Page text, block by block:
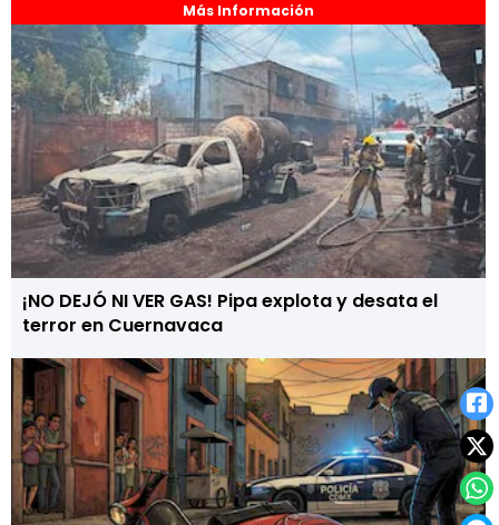
Más Información
¡NO DEJÓ NI VER GAS! Pipa explota y desata el
terror en Cuernavaca